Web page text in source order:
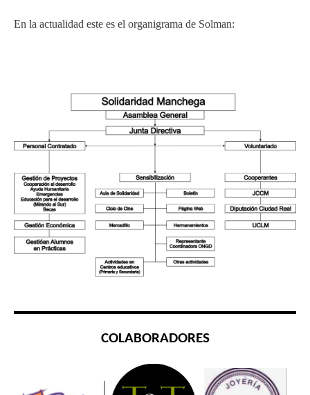
En la actualidad este es el organigrama de Solman:
COLABORADORES